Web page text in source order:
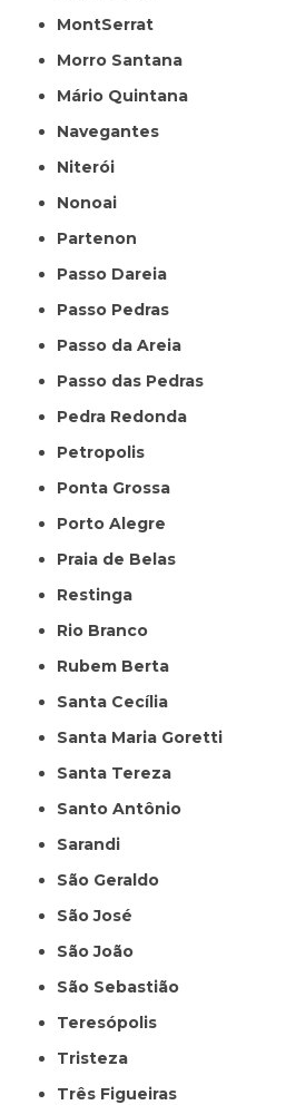
MontSerrat
Morro Santana
Mário Quintana
Navegantes
Niterói
Nonoai
Partenon
Passo Dareia
Passo Pedras
Passo da Areia
Passo das Pedras
Pedra Redonda
Petropolis
Ponta Grossa
Porto Alegre
Praia de Belas
Restinga
Rio Branco
Rubem Berta
Santa Cecília
Santa Maria Goretti
Santa Tereza
Santo Antônio
Sarandi
São Geraldo
São José
São João
São Sebastião
Teresópolis
Tristeza
Três Figueiras